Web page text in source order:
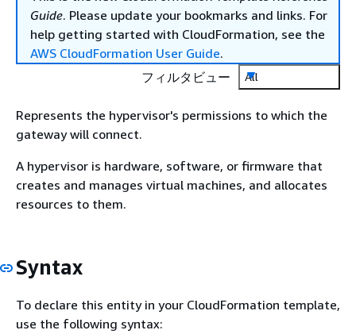
Guide. Please update your bookmarks and links. For
help getting started with CloudFormation, see the
AWS CloudFormation User Guide.
フィルタビュー
All
Represents the hypervisor's permissions to which the
gateway will connect.
A hypervisor is hardware, software, or firmware that
creates and manages virtual machines, and allocates
resources to them.
Syntax
To declare this entity in your CloudFormation template,
use the following syntax: